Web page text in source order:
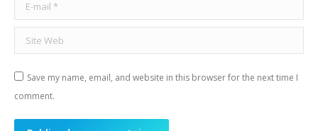
Site Web
Save my name, email, and website in this browser for the next time I
comment.